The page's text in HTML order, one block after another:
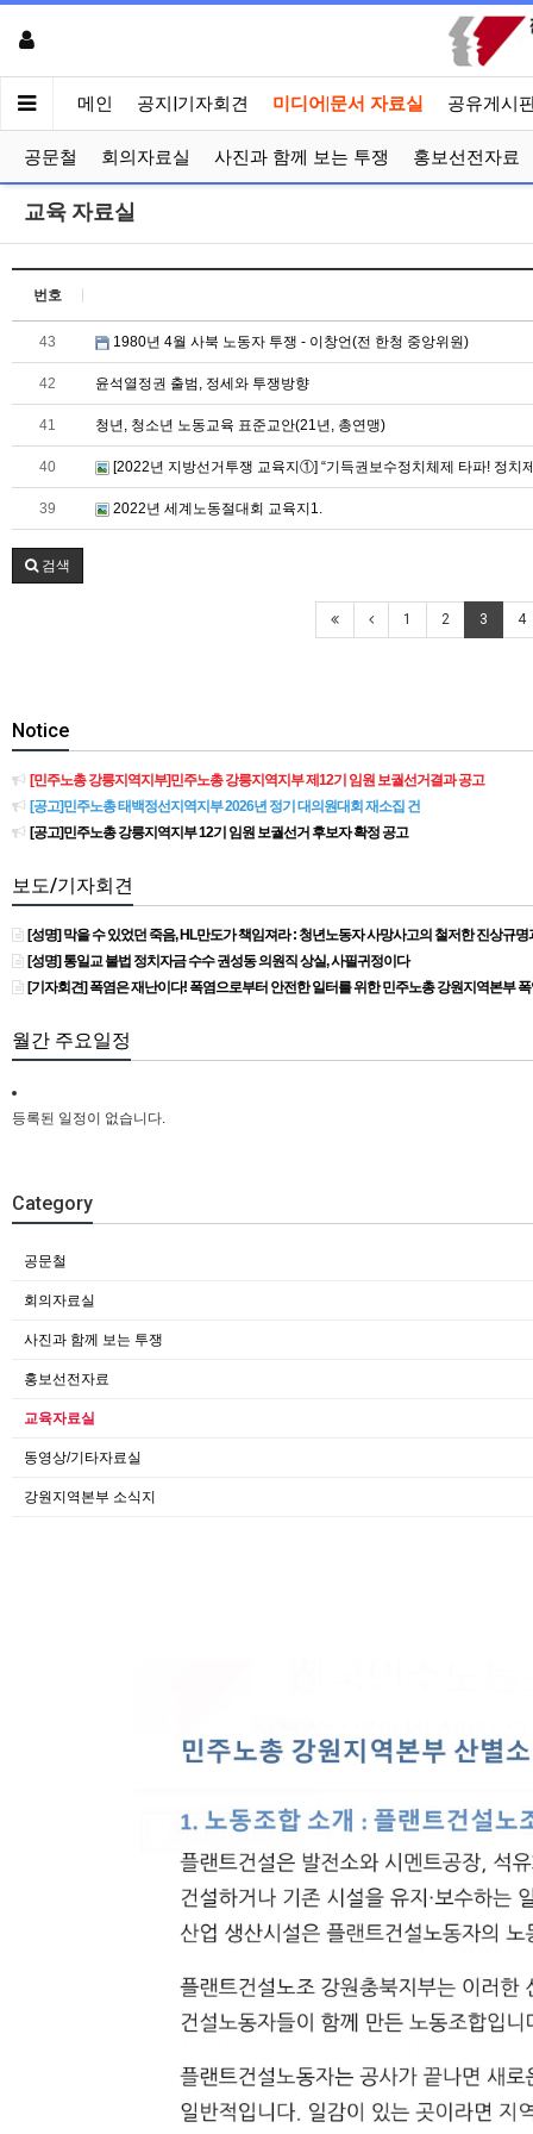
메인 공지|기자회견 미디어|문서 자료실 공유게시
공문철 회의자료실 사진과 함께 보는 투쟁 홍보선전자료
교육 자료실
번호
43 1980년 4월 사북 노동자 투쟁 - 이창언(전 한청 중앙위원)
42 윤석열정권 출범, 정세와 투쟁방향
41 청년, 청소년 노동교육 표준교안(21년, 총연맹)
40 [2022년 지방선거투쟁 교육지①] “기득권보수정치체제 타파! 정치
39 2022년 세계노동절대회 교육지1.
검색
1 2 3 4
Notice
[민주노총 강릉지역지부]민주노총 강릉지역지부 제12기 임원 보궐선거결과 공고
[공고]민주노총 태백정선지역지부 2026년 정기 대의원대회 재소집 건
[공고]민주노총 강릉지역지부 12기 임원 보궐선거 후보자 확정 공고
보도/기자회견
[성명] 막을 수 있었던 죽음, HL만도가 책임져라 : 청년노동자 사망사고의 철저한 진상규
[성명] 통일교 불법 정치자금 수수 권성동 의원직 상실, 사필귀정이다
[기자회견] 폭염은 재난이다! 폭염으로부터 안전한 일터를 위한 민주노총 강원지역본부
월간 주요일정
등록된 일정이 없습니다.
Category
공문철
회의자료실
사진과 함께 보는 투쟁
홍보선전자료
교육자료실
동영상/기타자료실
강원지역본부 소식지